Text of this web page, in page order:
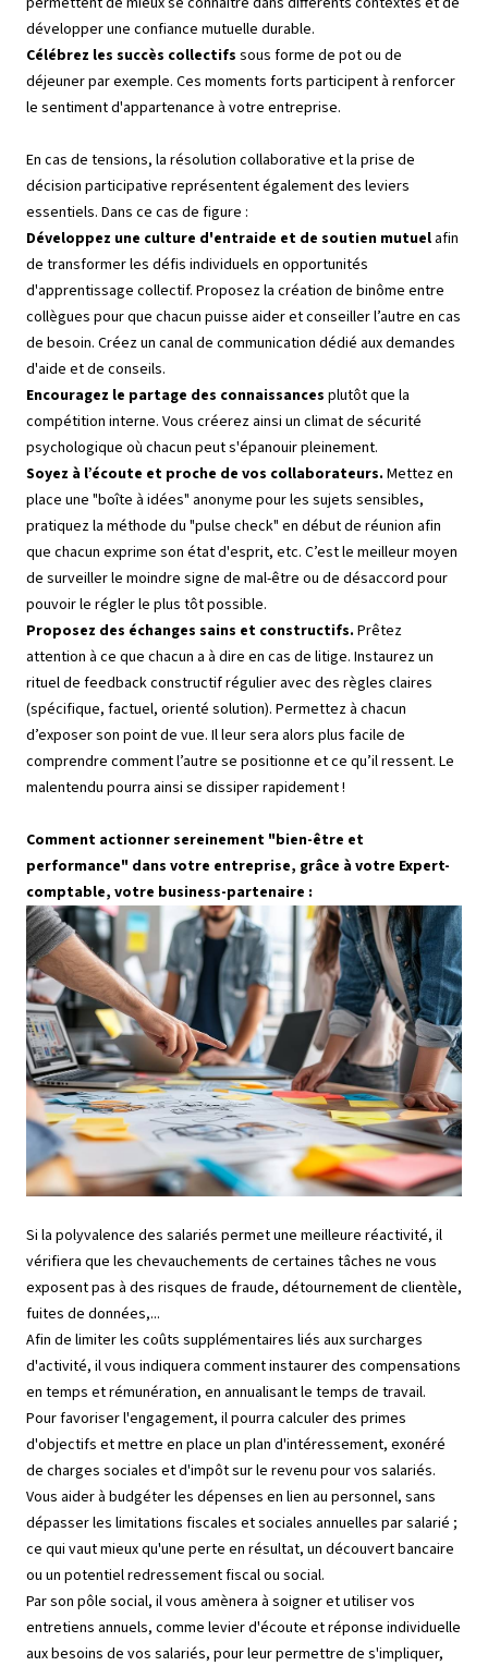
développer une confiance mutuelle durable.
Célébrez les succès collectifs sous forme de pot ou de
déjeuner par exemple. Ces moments forts participent à renforcer
le sentiment d'appartenance à votre entreprise.
En cas de tensions, la résolution collaborative et la prise de
décision participative représentent également des leviers
essentiels. Dans ce cas de figure :
Développez une culture d'entraide et de soutien mutuel afin
de transformer les défis individuels en opportunités
d'apprentissage collectif. Proposez la création de binôme entre
collègues pour que chacun puisse aider et conseiller l’autre en cas
de besoin. Créez un canal de communication dédié aux demandes
d'aide et de conseils.
Encouragez le partage des connaissances plutôt que la
compétition interne. Vous créerez ainsi un climat de sécurité
psychologique où chacun peut s'épanouir pleinement.
Soyez à l’écoute et proche de vos collaborateurs. Mettez en
place une "boîte à idées" anonyme pour les sujets sensibles,
pratiquez la méthode du "pulse check" en début de réunion afin
que chacun exprime son état d'esprit, etc. C’est le meilleur moyen
de surveiller le moindre signe de mal-être ou de désaccord pour
pouvoir le régler le plus tôt possible.
Proposez des échanges sains et constructifs. Prêtez
attention à ce que chacun a à dire en cas de litige. Instaurez un
rituel de feedback constructif régulier avec des règles claires
(spécifique, factuel, orienté solution). Permettez à chacun
d’exposer son point de vue. Il leur sera alors plus facile de
comprendre comment l’autre se positionne et ce qu’il ressent. Le
malentendu pourra ainsi se dissiper rapidement !
Comment actionner sereinement "bien-être et
performance" dans votre entreprise, grâce à votre Expert-
comptable, votre business-partenaire :
Si la polyvalence des salariés permet une meilleure réactivité, il
vérifiera que les chevauchements de certaines tâches ne vous
exposent pas à des risques de fraude, détournement de clientèle,
fuites de données,...
Afin de limiter les coûts supplémentaires liés aux surcharges
d'activité, il vous indiquera comment instaurer des compensations
en temps et rémunération, en annualisant le temps de travail.
Pour favoriser l'engagement, il pourra calculer des primes
d'objectifs et mettre en place un plan d'intéressement, exonéré
de charges sociales et d'impôt sur le revenu pour vos salariés.
Vous aider à budgéter les dépenses en lien au personnel, sans
dépasser les limitations fiscales et sociales annuelles par salarié ;
ce qui vaut mieux qu'une perte en résultat, un découvert bancaire
ou un potentiel redressement fiscal ou social.
Par son pôle social, il vous amènera à soigner et utiliser vos
entretiens annuels, comme levier d'écoute et réponse individuelle
aux besoins de vos salariés, pour leur permettre de s'impliquer,